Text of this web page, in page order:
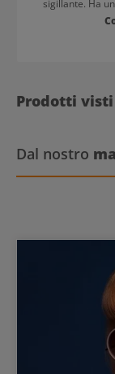
sigillante. Ha
media, si
richiede meno
Prodotti
Dal nostro